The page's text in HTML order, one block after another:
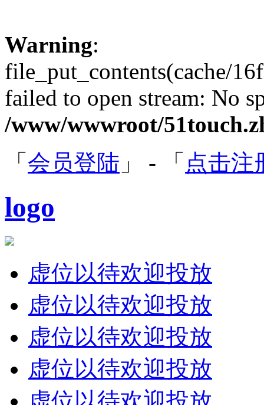
Warning:
file_put_contents(cache/
failed to open stream: No
/www/wwwroot/
「 会员登陆 」 - 「 点击注
logo
虚位以待欢迎投放
虚位以待欢迎投放
虚位以待欢迎投放
虚位以待欢迎投放